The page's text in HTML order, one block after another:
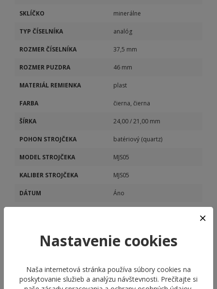
SKLÍČKO minerálne
TYP ČÍSELNÍKA analóg
ROZMER ČÍSELNÍKA 37,5 mm
ROZMER PUZDRA 46 mm
MATERIÁL REMIENKA plast
FARBA čierna, čierna
ŠÍRKA 24,00 / 21,00 mm
POHON STROJČEKA batériový (quartz)
MODEL STROJČEKA MJS05
KALIBER STROJČEKA MJS05
DÁTUM Áno
Nastavenie cookies
Naša internetová stránka používa súbory cookies na
poskytovanie služieb a analýzu návštevnosti. Prečítajte si